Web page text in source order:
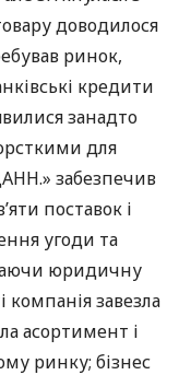
доводилося
ринок,
кредити
занадто
для
забезпечив
поставок і
угоди та
юридичну
компанія завезла
асортимент і
ринку; бізнес